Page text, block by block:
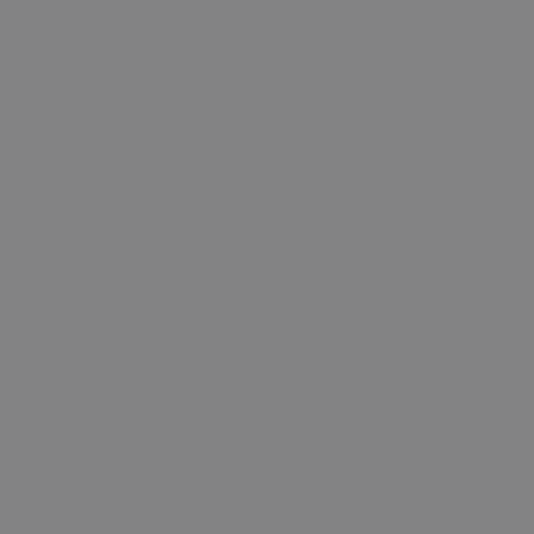
με διάφορες